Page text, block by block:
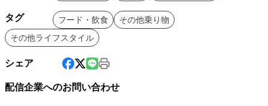
タグ フード・飲食
その他乗り物
その他ライフスタイル
シェア
配信企業へのお問い合わせ